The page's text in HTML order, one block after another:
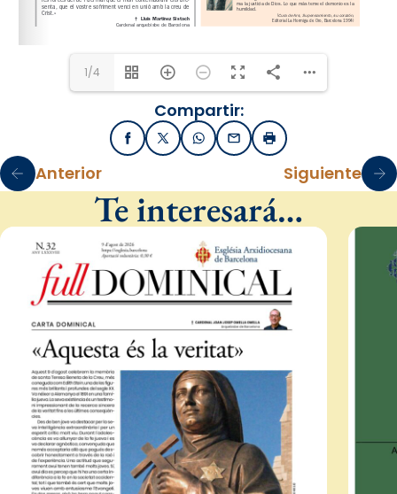
1/4
Compartir:
FacebookX / TwitterWhatsApp
EmailImprimir
Anterior Siguiente
Te interesará…